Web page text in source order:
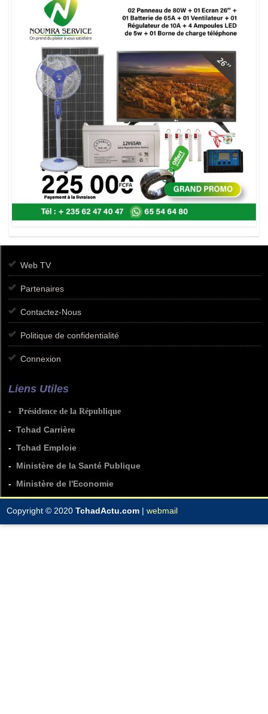
Web TV
Partenaires
Contactez-Nous
Politique de confidentialité
Connexion
Liens Utiles
- Présidence de la République
- Tchad Carrière
- Tchad Emploie
- Ministère de la Santé Publique
- Ministère de l'Economie
Copyright © 2020 TchadActu.com | webmail